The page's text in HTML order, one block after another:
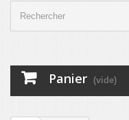
Panier (vide)